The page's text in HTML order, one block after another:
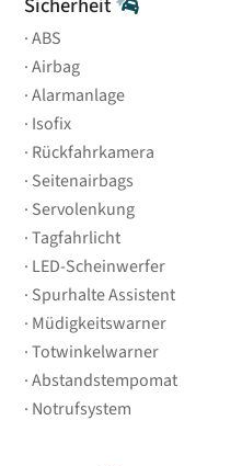
Sicherheit
ABS
Airbag
Alarmanlage
Isofix
Rückfahrkamera
Seitenairbags
Servolenkung
Tagfahrlicht
LED-Scheinwerfer
Spurhalte Assistent
Müdigkeitswarner
Totwinkelwarner
Abstandstempomat
Notrufsystem